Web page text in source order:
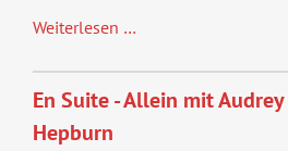
Weiterlesen …
voller
Wunder
En Suite - Allein mit Audrey
Hepburn